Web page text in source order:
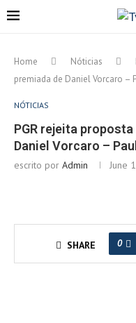
Home Nóticias
premiada de Daniel Vorcaro –
NÓTICIAS
PGR rejeita
Daniel Vorcaro –
escrito por Admin June
SHARE 0